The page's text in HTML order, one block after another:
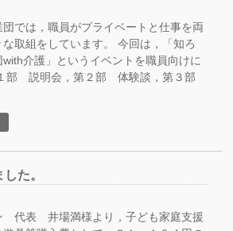
では，職員がプライベートと仕事を両
取組をしています。 今回は，「知ろ
介護」というイベントを職員向けに
部 説明会，第２部 体験談，第３部
た。
代表 井場満様より，子ども家庭支援